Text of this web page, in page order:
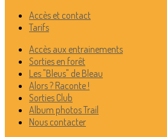
Accès et contact
Tarifs
Accès aux entrainements
Sorties en forêt
Les "Bleus" de Bleau
Alors ? Raconte !
Sorties Club
Album photos Trail
Nous contacter